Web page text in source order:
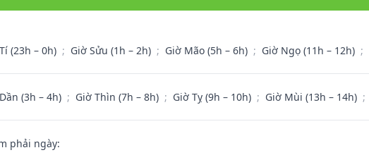
(23h – 0h) ; Giờ Sửu (1h – 2h) ; Giờ Mão (5h – 6h) ; Giờ Ngọ (11h – 12h) ;
(3h – 4h) ; Giờ Thìn (7h – 8h) ; Giờ Tỵ (9h – 10h) ; Giờ Mùi (13h – 14h) ;
phải ngày: